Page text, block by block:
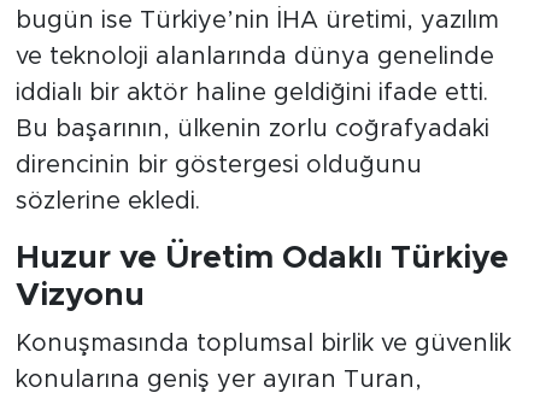
bugün ise Türkiye’nin İHA üretimi, yazılım
ve teknoloji alanlarında dünya genelinde
iddialı bir aktör haline geldiğini ifade etti.
Bu başarının, ülkenin zorlu coğrafyadaki
direncinin bir göstergesi olduğunu
sözlerine ekledi.
Huzur ve Üretim Odaklı Türkiye
Vizyonu
Konuşmasında toplumsal birlik ve güvenlik
konularına geniş yer ayıran Turan,